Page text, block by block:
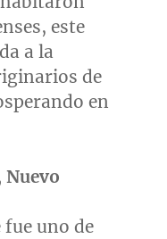
este
a la
de
en
Nuevo
fue uno de